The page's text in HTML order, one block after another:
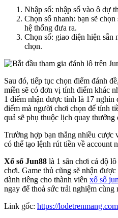
Nhập số: nhập số vào ô dự
Chọn số nhanh: bạn sẽ
hệ thống đưa ra.
Chọn số: giao diện hiện sẵn
chọn.
Sau đó, tiếp tục chọn điểm đánh
miền sẽ có đơn vị tính điểm khác
1 điểm nhận được tính là 17 nghìn
điểm mà người chơi chọn để tính
quả sẽ phụ thuộc lịch quay thưởng
Trường hợp bạn thắng nhiều cược
có thể tạo lệnh rút tiền về account
Xổ số Jun88 là 1 sân chơi cá độ
chơi. Game thủ cũng sẽ nhận
dành riêng cho thành viên xổ số
ngay để thoả sức trải nghiệm
Link gốc: https://